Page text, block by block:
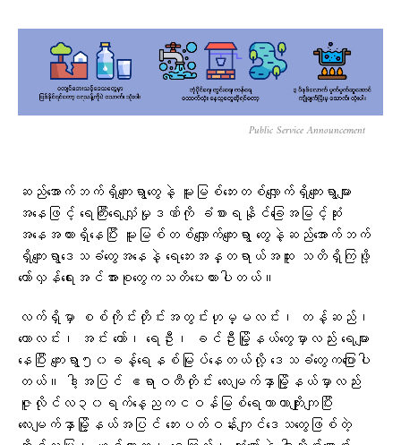
Public Service Announcement
ဆည်အောက်ဘက်ရှိကျေးရွာတွေနဲ့ မူးမြစ်ဘေးတစ်လျှောက်ရှိကျေးရွာများ
အနေဖြင့် ရေကြီးရေလျှံမှုဒဏ်ကို ခံစားရနိုင်ခြေအမြင့်ဆုံး
အနေအထားရှိနေပြီး မူးမြစ်တစ်လျှောက်ကျေးရွာ တွေနဲ့ဆည်အောက်ဘက်
ရှိကျေးရွာဒေသခံတွေအနေနဲ့ ရေဘေးအန္တရာယ်အထူး သတိရှိကြဖို့
တော်လှန်ရေးအင်အားစုတွေကသတိပေးထားပါတယ်။
လက်ရှိမှာ စစ်ကိုင်းတိုင်းအတွင်းဟုမ္မလင်း၊ တန့်ဆည်၊
ကောလင်း၊ အင်း‌ တော်၊ ရေဦး၊ ခင်ဦးမြို့နယ်တွေမှာလည်း ရေများ
နေပြီး ကျေးရွာ၅၀ခန့်ရေနစ်မြုပ်နေတယ်လို့ ဒေသခံတွေကပြောပါ
တယ်။ ဒါ့အပြင် ဧရာဝတီတိုင်း လေးမျက်နှာမြို့နယ်မှာလည်း
ဇူလိုင်လ၃၀ရက်နေ့ညကငဝန်မြစ်ရေကာတာကျိုးကျပြီး
လေးမျက်နှာမြို့နယ်အပြင် ဘေးပတ်ဝန်းကျင်ဒေသတွေဖြစ်တဲ့